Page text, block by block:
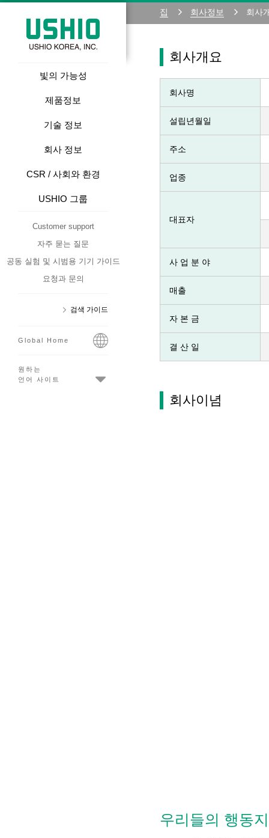
빛의 가능성
제품정보
기술 정보
회사 정보
CSR / 사회와 환경
USHIO 그룹
Customer support
자주 묻는 질문
공동 실험 및 시범용 기기 가이드
요청과 문의
검색 가이드
Global Home
원하는
언어 사이트
집 회사정보 회사
회사개요
회사명
설립년월일
주소
업종
대표자
사 업 분 야
매출
자 본 금
결 산 일
회사이념
우리들의 행동